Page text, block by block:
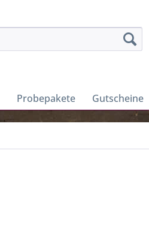
Probepakete Gutscheine